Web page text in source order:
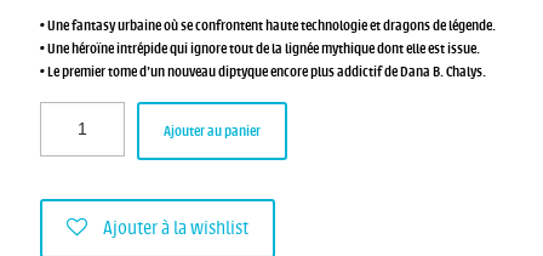
• Une fantasy urbaine où se confrontent haute technologie et dragons de légende.
• Une héroïne intrépide qui ignore tout de la lignée mythique dont elle est issue.
• Le premier tome d’un nouveau diptyque encore plus addictif de Dana B. Chalys.
Ajouter au panier
Ajouter à la wishlist